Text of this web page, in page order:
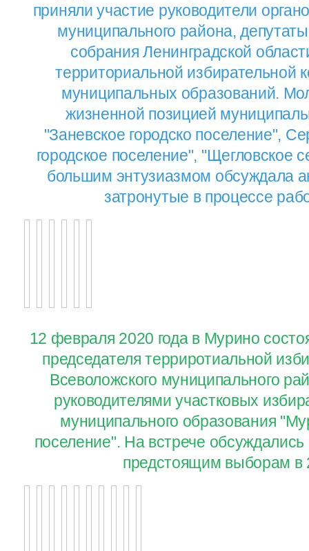
приняли участие руководители
муниципального района,
собрания Ленинградской
территориальной избирательной
муниципальных образований.
жизненной позицией
"Заневское городско поселение",
городское поселение", "Щегловское
большим энтузиазмом обсуждала
затронутые в процессе
12 февраля 2020 года в Мурино
председателя терриротиальной
Всеволожского муниципального
руководителями участковых
муниципального образования
поселение". На встрече обсуждались
предстоящим выборам в